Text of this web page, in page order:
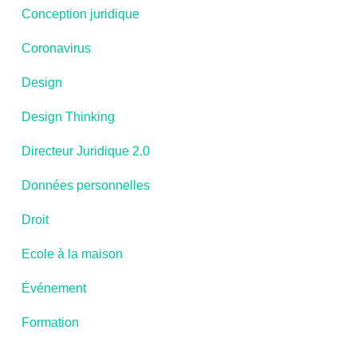
Conception juridique
Coronavirus
Design
Design Thinking
Directeur Juridique 2.0
Données personnelles
Droit
Ecole à la maison
Événement
Formation